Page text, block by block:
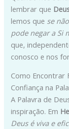
lembrar que
lemos que se
pode negar a Si
que,
conosco e nos
Como Encontrar
Confiança na
A Palavra de
inspiração. Em
Deus é viva e